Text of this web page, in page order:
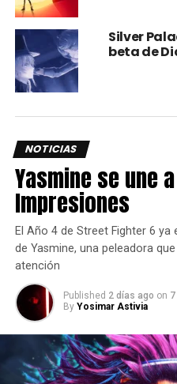
Tan solo cinco días después
ya había superado los
a nivel mundial.
Silver
beta de
NOTICIAS
Yasmine se une
Impresiones
El Año 4 de Street Fighter 6
de Yasmine, una peleadora
atención
Published 2 días ago on
By Yosimar Astivia